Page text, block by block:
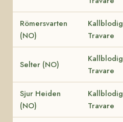
Römersvarten
(NO)
Kallblodig
Travare
Selter (NO)
Kallblodig
Travare
Sjur Heiden
(NO)
Kallblodig
Travare